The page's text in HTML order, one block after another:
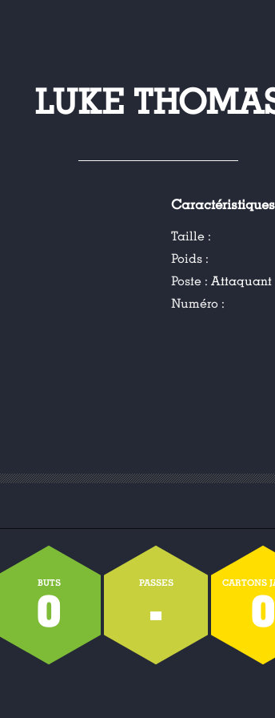
LUKE
Caractéristiques
Taille :
Poids :
Poste :Attaquant
Numéro :
BUTS
0
PASSES
-
CARTONS
0